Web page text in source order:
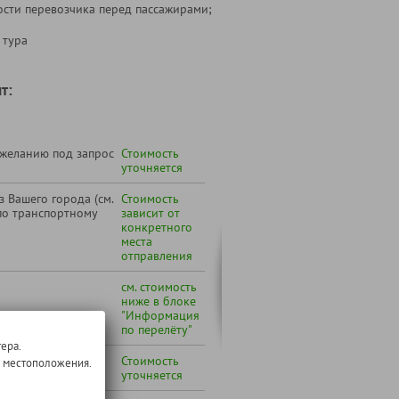
перевозчика перед пассажирами;
под запрос Стоимость
уточняется
Вашего города (см.
транспортному
Стоимость
зависит от
конкретного
места
отправления
см. стоимость
ниже в блоке
"Информация
по перелёту"
лёд"
Стоимость
уточняется
местоположения.